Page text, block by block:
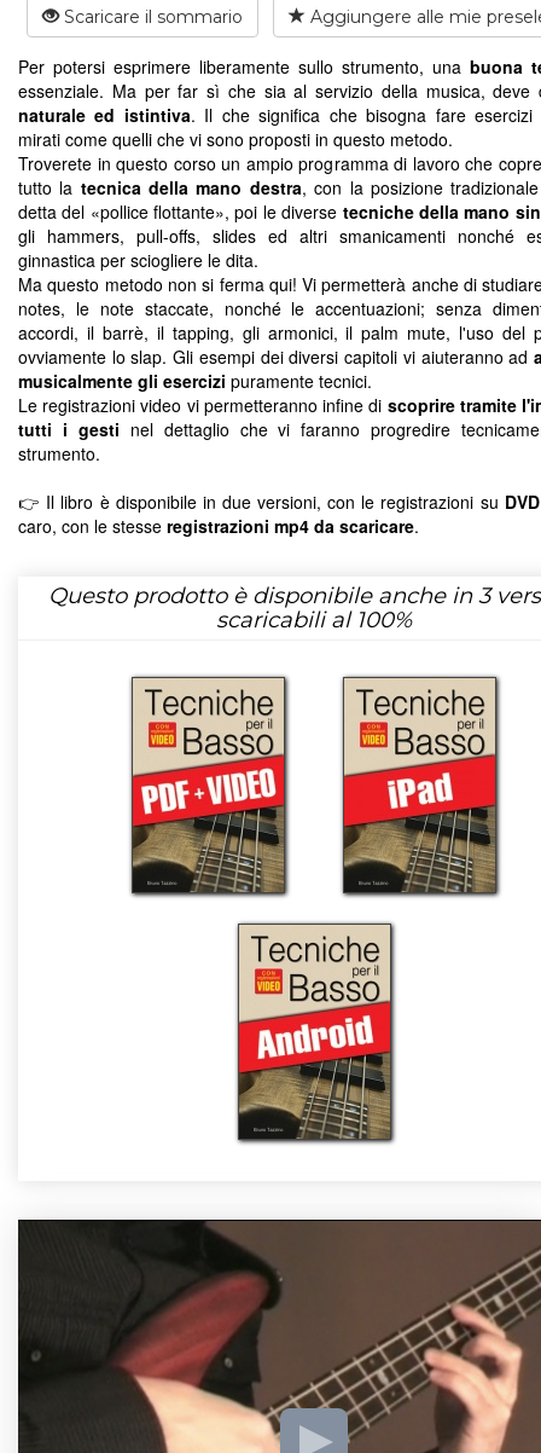
Scaricare il sommario Aggiungere alle mie
Per potersi esprimere liberamente sullo strumento, una buona
essenziale. Ma per far sì che sia al servizio della musica, deve
naturale ed istintiva. Il che significa che bisogna fare esercizi
mirati come quelli che vi sono proposti in questo metodo.
Troverete in questo corso un ampio programma di lavoro che
tutto la tecnica della mano destra, con la posizione
detta del «pollice flottante», poi le diverse tecniche della mano
gli hammers, pull-offs, slides ed altri smanicamenti nonché
ginnastica per sciogliere le dita.
Ma questo metodo non si ferma qui! Vi permetterà anche di
notes, le note staccate, nonché le accentuazioni; senza
accordi, il barrè, il tapping, gli armonici, il palm mute, l'uso del
ovviamente lo slap. Gli esempi dei diversi capitoli vi aiuteranno ad
musicalmente gli esercizi puramente tecnici.
Le registrazioni video vi permetteranno infine di scoprire tramite
tutti i gesti nel dettaglio che vi faranno progredire
strumento.
👉 Il libro è disponibile in due versioni, con le registrazioni su DVD
caro, con le stesse registrazioni mp4 da scaricare.
Questo prodotto è disponibile anche in 3
scaricabili al 100%